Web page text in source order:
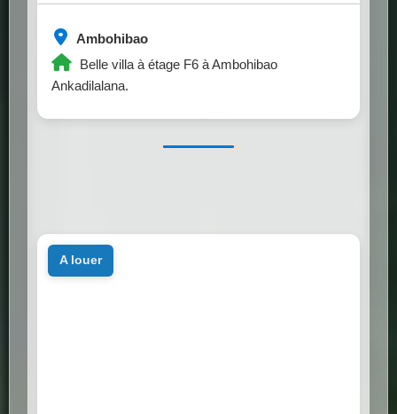
Ambohibao
Belle villa à étage F6 à Ambohibao
Ankadilalana.
a louer